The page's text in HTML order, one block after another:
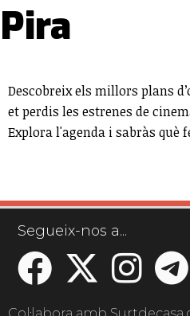
Pira
Descobreix els millors plans
et perdis les estrenes de
Explora l'agenda i sabràs què
Segueix-nos a...